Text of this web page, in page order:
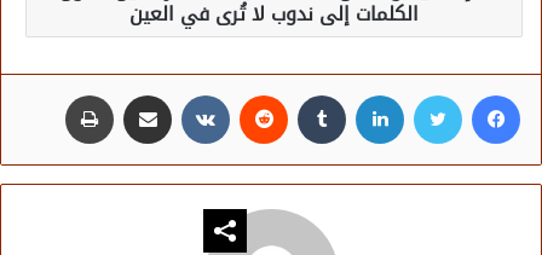
الكلمات إلى ندوب لا تُرى في العين
فيسبوك تويتر لينكدإن مشاركة عبر البريد